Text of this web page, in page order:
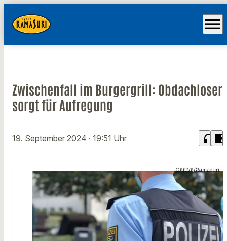
menu
Zwischenfall im Burgergrill: Obdachloser
sorgt für Aufregung
19. September 2024 · 19:51 Uhr headphones chrome_reader_mode
CANVA/Ramasuri